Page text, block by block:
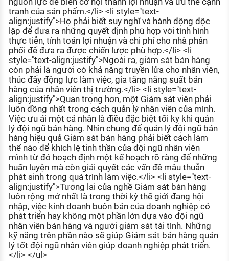
tranh của sản phẩm.</li> <li style="text-
align:justify">Họ phải biết suy nghĩ và hành động độc
lập để đưa ra những quyết định phù hợp với tình hình
thực tiễn, tính toán lợi nhuận và chi phí cho nhà phân
phối để đưa ra được chiến lược phù hợp.</li> <li
style="text-align:justify">Ngoài ra, giám sát bán hàng
còn phải là người có khả năng truyền lửa cho nhân viên,
thúc đẩy động lực làm việc, gia tăng năng suất bán
hàng của nhân viên thị trường.</li> <li style="text-
align:justify">Quan trọng hơn, một Giám sát viên phải
luôn đồng nhất trong cách quản lý nhân viên của mình.
Việc ưu ái một cá nhân là điều đặc biệt tối kỵ khi quản
lý đội ngũ bán hàng. Nhìn chung để quản lý đội ngũ bán
hàng hiệu quả Giám sát bán hàng phải biết cách làm
thế nào để khích lệ tinh thần của đội ngũ nhân viên
mình từ đó hoạch định một kế hoạch rõ ràng để những
huấn luyện mà còn giải quyết các vấn đề mâu thuẫn
phát sinh trong quá trình làm việc.</li> <li style="text-
align:justify">Tương lai của nghề Giám sát bán hàng
luôn rộng mở nhất là trong thời kỳ thế giới đang hội
nhập, việc kinh doanh buôn bán của doanh nghiệp có
phát triển hay không một phần lớn dựa vào đội ngũ
nhân viên bán hàng và người giám sát tài tình. Những
kỹ năng trên phần nào sẽ giúp Giám sát bán hàng quản
lý tốt đội ngũ nhân viên giúp doanh nghiệp phát triển.
</li> </ul>